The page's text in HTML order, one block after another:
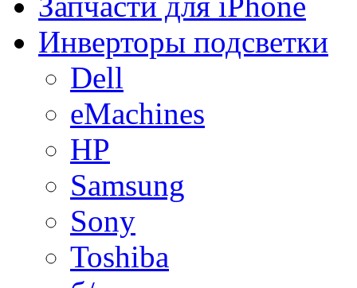
Инверторы подсветки
Dell
eMachines
HP
Samsung
Sony
Toshiba